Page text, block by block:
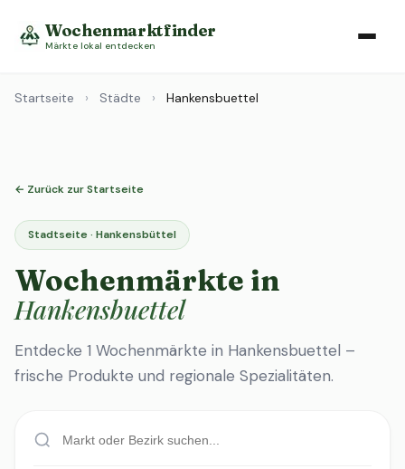
Wochenmarktfinder
Märkte lokal entdecken
Startseite › Städte › Hankensbuettel
← Zurück zur Startseite
Stadtseite · Hankensbüttel
Wochenmärkte in
Hankensbuettel
Entdecke 1 Wochenmärkte in Hankensbuettel –
frische Produkte und regionale Spezialitäten.